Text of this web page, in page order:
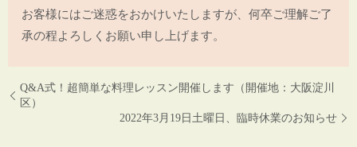
お客様にはご迷惑をおかけいたしますが、何卒ご理解ご了
承の程よろしくお願い申し上げます。
Q&A式！超簡単な料理レッスン開催します（開催地：大阪淀川
区）
2022年3月19日土曜日、臨時休業のお知らせ